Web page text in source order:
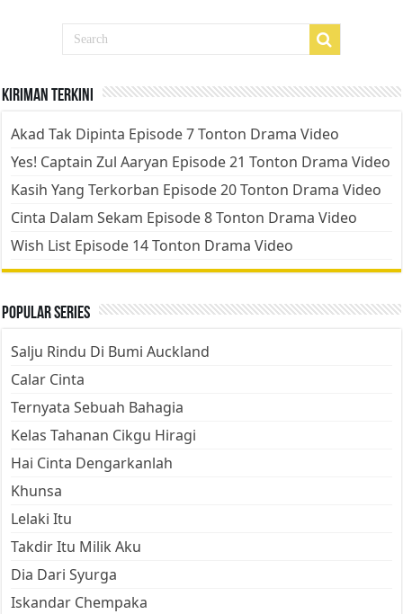
Kiriman Terkini
Akad Tak Dipinta Episode 7 Tonton Drama Video
Yes! Captain Zul Aaryan Episode 21 Tonton Drama Video
Kasih Yang Terkorban Episode 20 Tonton Drama Video
Cinta Dalam Sekam Episode 8 Tonton Drama Video
Wish List Episode 14 Tonton Drama Video
Popular Series
Salju Rindu Di Bumi Auckland
Calar Cinta
Ternyata Sebuah Bahagia
Kelas Tahanan Cikgu Hiragi
Hai Cinta Dengarkanlah
Khunsa
Lelaki Itu
Takdir Itu Milik Aku
Dia Dari Syurga
Iskandar Chempaka